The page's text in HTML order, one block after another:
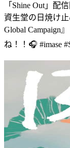
「Shine Out」配
資生堂の日焼け
Global Campaign
ね！！🎧 #imase